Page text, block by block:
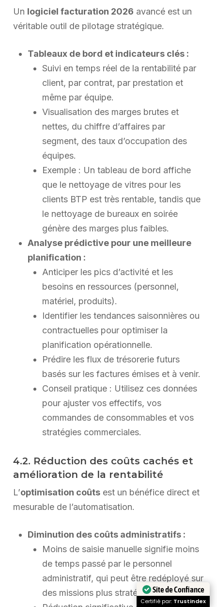
Un logiciel facturation 2026 avancé est un
véritable outil de pilotage stratégique.
Tableaux de bord et indicateurs clés :
Suivi en temps réel de la rentabilité par
client, par contrat, par prestation et
même par équipe.
Visualisation des marges brutes et
nettes, du chiffre d’affaires par
segment, des taux d’occupation des
équipes.
Exemple : Un tableau de bord affiche
que le nettoyage de vitres pour les
clients BTP est très rentable, tandis que
le nettoyage de bureaux en soirée
génère des marges plus faibles.
Analyse prédictive pour une meilleure
planification :
Anticiper les pics d’activité et les
besoins en ressources (personnel,
matériel, produits).
Identifier les tendances saisonnières ou
contractuelles pour optimiser la
planification opérationnelle.
Prédire les flux de trésorerie futurs
basés sur les factures émises et à venir.
Conseil pratique : Utilisez ces données
pour ajuster vos effectifs, vos
commandes de consommables et vos
stratégies commerciales.
4.2. Réduction des coûts cachés et
amélioration de la rentabilité
L’optimisation coûtsest un bénéfice direct et
mesurable de l’automatisation.
Diminution des coûts administratifs :
Moins de saisie manuelle signifie moins
de temps passé par le personnel
administratif, qui peut être redéployé sur
des missions plus stratégiques.Site de Confiance
Certifié par: Trustindex